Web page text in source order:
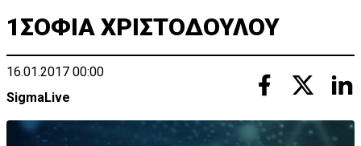
1ΣΟΦΙΑ ΧΡΙΣΤΟΔΟΥΛΟΥ
16.01.2017 00:00
SigmaLive